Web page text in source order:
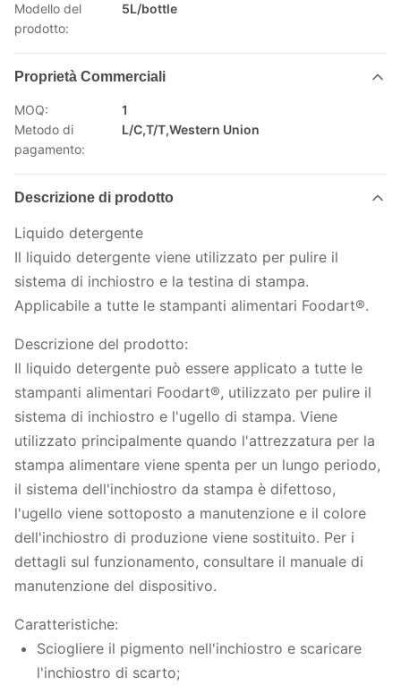
Modello del
prodotto:
5L/bottle
Proprietà Commerciali
MOQ:
1
Metodo di
pagamento:
L/C,T/T,Western Union
Descrizione di prodotto
Liquido detergente
Il liquido detergente viene utilizzato per pulire il
sistema di inchiostro e la testina di stampa.
Applicabile a tutte le stampanti alimentari Foodart®.
Descrizione del prodotto:
Il liquido detergente può essere applicato a tutte le
stampanti alimentari Foodart®, utilizzato per pulire il
sistema di inchiostro e l'ugello di stampa. Viene
utilizzato principalmente quando l'attrezzatura per la
stampa alimentare viene spenta per un lungo periodo,
il sistema dell'inchiostro da stampa è difettoso,
l'ugello viene sottoposto a manutenzione e il colore
dell'inchiostro di produzione viene sostituito. Per i
dettagli sul funzionamento, consultare il manuale di
manutenzione del dispositivo.
Caratteristiche:
Sciogliere il pigmento nell'inchiostro e scaricare
l'inchiostro di scarto;